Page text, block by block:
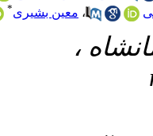
، معین بشیری